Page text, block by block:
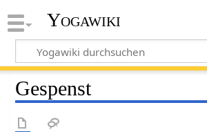
Yogawiki
Gespenst